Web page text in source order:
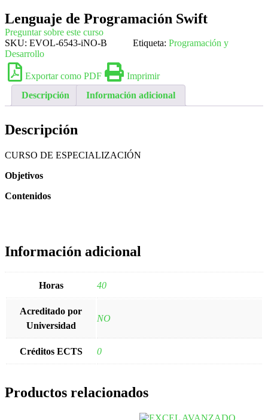
PROGRAMACIÓN WEB QUE PRODUCEN
Lenguaje de Programación Swift
Preguntar sobre este curso
SKU: EVOL-6543-iNO-B Etiqueta: Programación y
Desarrollo
Exportar como PDF
Imprimir
Descripción
Información adicional
Descripción
CURSO DE ESPECIALIZACIÓN
Objetivos
Contenidos
Información adicional
Horas 40
Acreditado por
Universidad
NO
Créditos ECTS 0
Productos relacionados